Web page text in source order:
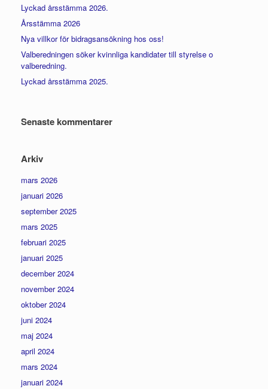
Lyckad årsstämma 2026.
Årsstämma 2026
Nya villkor för bidragsansökning hos oss!
Valberedningen söker kvinnliga kandidater till styrelse o
valberedning.
Lyckad årsstämma 2025.
Senaste kommentarer
Arkiv
mars 2026
januari 2026
september 2025
mars 2025
februari 2025
januari 2025
december 2024
november 2024
oktober 2024
juni 2024
maj 2024
april 2024
mars 2024
januari 2024